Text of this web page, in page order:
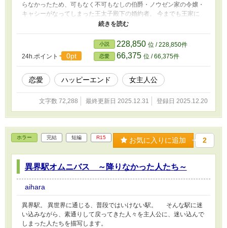
らなかったため、可もなく不可もなしの伯爵・ノウゼン家の令嬢・
キャシーがなってしまった王太子殿下の婚約者。 今までも王家に
嫁ぐに「ふさわしくない」だ「娘がいて調子に乗っている」だなん
だ言われて、辟易していたノウゼン家の面々はこれ幸いと、夫人の
実家である隣国のマリナーレの子爵家当主の体調が悪く、代理を探
しているのをこれ幸いと、家ごと隣国へ引っ越すことを決意した。
しかしそこで待っていたのは、「不法移民」であるという疑惑
で…。
24h.ポイント 0pt
小説 228,850 位 / 228,850件
恋愛 66,375 位 / 66,375件
恋愛 ハッピーエンド 女主人公
文字数 72,288 最終更新日 2025.12.31 登録日 2025.12.20
ホラー 完結 短編 R15 お気に入りに追加 2
異界駅オムニバス ～降りなかった人たち～
aihara
異界駅。 異世界に通じる、普段ではいけない駅。 そんな駅に迷
い込みながら、素通りして戻ってきた人々を主人公に、迷い込んで
しまった人たちを描写します。